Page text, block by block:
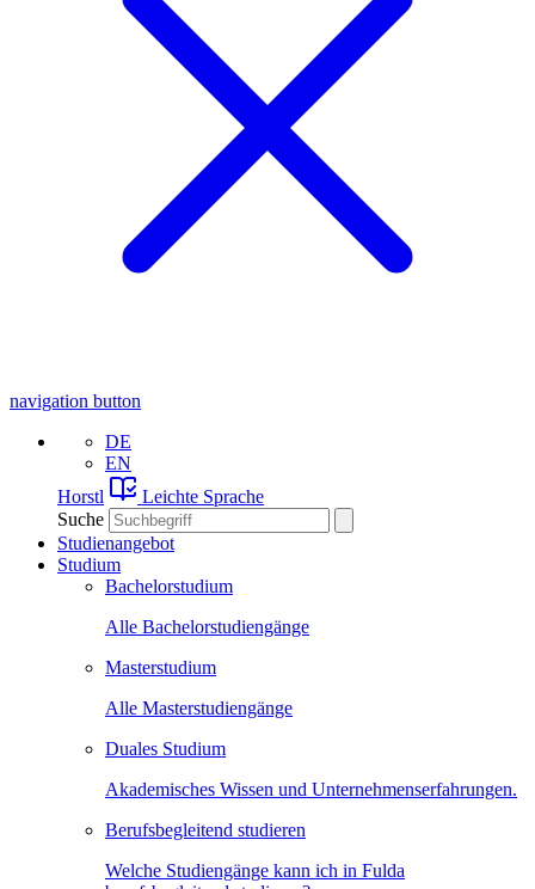
navigation button
DE
EN
Horstl
Leichte Sprache
Suche
Studienangebot
Studium
Bachelorstudium
Alle Bachelorstudiengänge
Masterstudium
Alle Masterstudiengänge
Duales Studium
Akademisches Wissen und Unternehmenserfahrungen.
Berufsbegleitend studieren
Welche Studiengänge kann ich in Fulda